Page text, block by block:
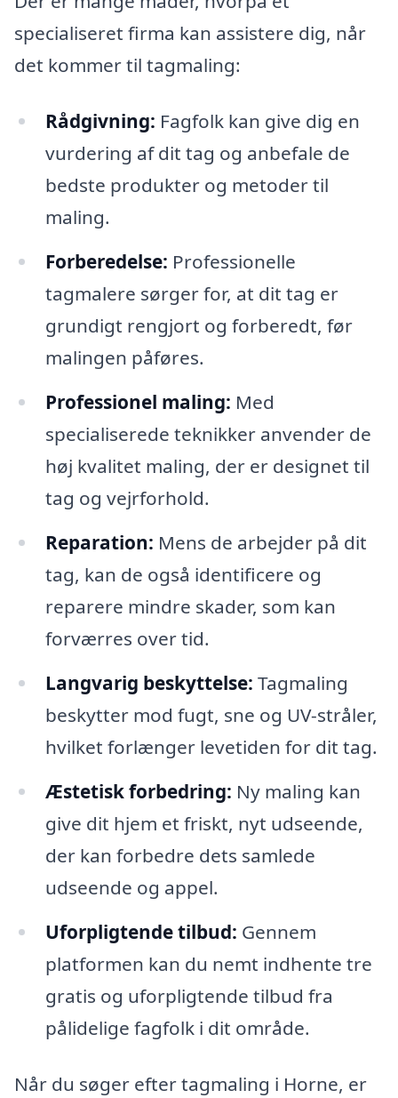
specialiseret firma kan assistere dig, når
det kommer til tagmaling:
Rådgivning: Fagfolk kan give dig en
vurdering af dit tag og anbefale de
bedste produkter og metoder til
maling.
Forberedelse: Professionelle
tagmalere sørger for, at dit tag er
grundigt rengjort og forberedt, før
malingen påføres.
Professionel maling: Med
specialiserede teknikker anvender de
høj kvalitet maling, der er designet til
tag og vejrforhold.
Reparation: Mens de arbejder på dit
tag, kan de også identificere og
reparere mindre skader, som kan
forværres over tid.
Langvarig beskyttelse: Tagmaling
beskytter mod fugt, sne og UV-stråler,
hvilket forlænger levetiden for dit tag.
Æstetisk forbedring: Ny maling kan
give dit hjem et friskt, nyt udseende,
der kan forbedre dets samlede
udseende og appel.
Uforpligtende tilbud: Gennem
platformen kan du nemt indhente tre
gratis og uforpligtende tilbud fra
pålidelige fagfolk i dit område.
Når du søger efter tagmaling i Horne, er